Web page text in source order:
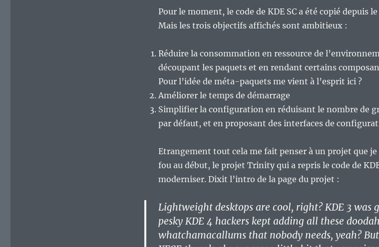
Pour le moment, le code de KDE SC a été copié depuis
Mais les trois objectifs affichés sont ambitieux :
Réduire la consommation en ressource de
découpant les paquets et en rendant certains
Pour l’idée de méta-paquets me vient à l’esprit ici ?
Améliorer le temps de démarrage
Simplifier la configuration en réduisant le nombre de
par défaut, et en proposant des interfaces de
Etrangement tout cela me fait penser à un projet que
fou au début, le projet Trinity qui a repris le code de
moderniser. Dixit l’intro de la page du projet :
Lightweight desktops are cool, right? KDE 3 was
pesky KDE 4 hackers kept adding all these
whatchamacallums that nobody needs, yeah?